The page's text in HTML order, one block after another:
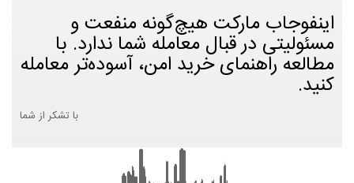
اینفوجاب مارکت هیچ‌گونه منفعت و
مسئولیتی در قبال معامله شما ندارد. با
مطالعه راهنمای خرید امن، آسوده‌تر معامله
کنید.
با تشکر از شما